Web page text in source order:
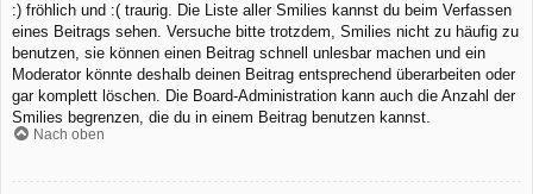
:) fröhlich und :( traurig. Die Liste aller Smilies kannst du beim Verfassen
eines Beitrags sehen. Versuche bitte trotzdem, Smilies nicht zu häufig zu
benutzen, sie können einen Beitrag schnell unlesbar machen und ein
Moderator könnte deshalb deinen Beitrag entsprechend überarbeiten oder
gar komplett löschen. Die Board-Administration kann auch die Anzahl der
Smilies begrenzen, die du in einem Beitrag benutzen kannst.
Nach oben